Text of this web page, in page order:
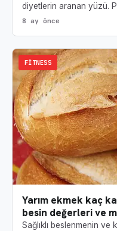
diyetlerin aranan yüzü.
8 ay önce
FITNESS
Yarım ekmek kaç
besin değerleri ve
Sağlıklı beslenmenin ve